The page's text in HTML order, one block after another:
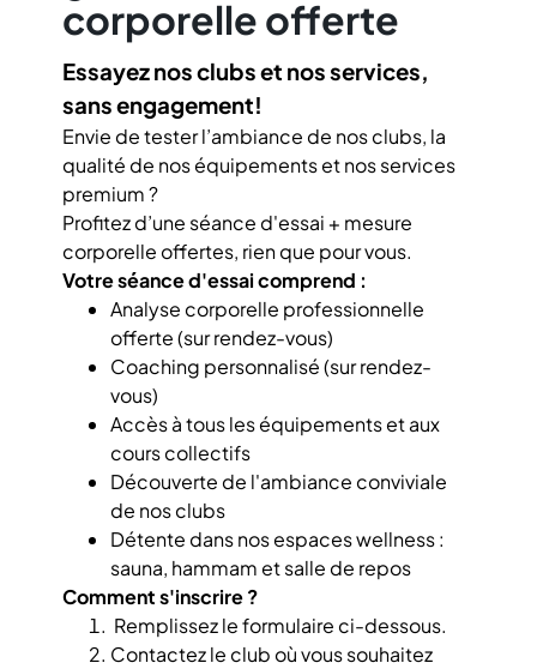
corporelle offerte
Essayez nos clubs et nos services,
sans engagement!
Envie de tester l’ambiance de nos clubs, la
qualité de nos équipements et nos services
premium ?
Profitez d’une séance d'essai + mesure
corporelle offertes, rien que pour vous.
Votre séance d'essai comprend :
Analyse corporelle professionnelle
offerte (sur rendez-vous)
Coaching personnalisé (sur rendez-
vous)
Accès à tous les équipements et aux
cours collectifs
Découverte de l'ambiance conviviale
de nos clubs
Détente dans nos espaces wellness :
sauna, hammam et salle de repos
Comment s'inscrire ?
Remplissez le formulaire ci-dessous.
Contactez le club où vous souhaitez